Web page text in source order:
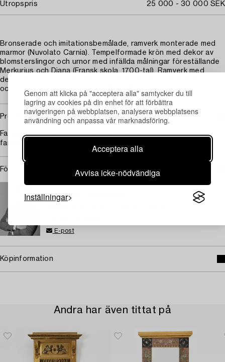
Genom att klicka på "acceptera alla" samtycker du till
lagring av cookies på din enhet för att förbättra
navigeringen på webbplatsen, analysera webbplatsens
användning och anpassa vår marknadsföring.
Acceptera alla
Avvisa icke-nödvändiga
Inställningar
Utropspris 25 000 - 30 000 SEK
Bronserade och imitationsbemålade, ramverk monterade med
marmor (Nuvolato Carnia). Tempelformade krön med dekor av
blomsterslingor och urnor med infällda målningar föreställande
Merkurius och Diana (Fransk skola, 1700-tal). Ramverk med
dekor av kolonner, pärlstav, och tandsnitt. Kvicksilverfolierade
och fasettslipade spegelglas. Höjd 160, bredd 59 cm.
Proveniens
Familjen von Kogerer/von Zweigbergk. Därefter i arv inom
familjen.
För konditionsrapport kontakta specialist
STOCKHOLM
Alexander Johansson
E-post
Köpinformation
Andra har även tittat på